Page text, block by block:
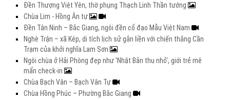
Đền Thượng Việt Yên, thờ phụng Thạch Linh Thần tướng
Chùa Lim - Hồng Ân tự
Đền Tân Ninh – Bắc Giang, ngôi đền cổ đạo Mẫu Việt Nam
Nghè Trận – xã Kép, di tích lịch sử gắn liền với chiến thắng Cần
Trạm của khởi nghĩa Lam Sơn
Ngôi chùa ở Hải Phòng đẹp như 'Nhật Bản thu nhỏ', giới trẻ mê
mẩn check-in
Chùa Bạch Vân – Bạch Vân Tự
Chùa Hồng Phúc – Phường Bắc Giang